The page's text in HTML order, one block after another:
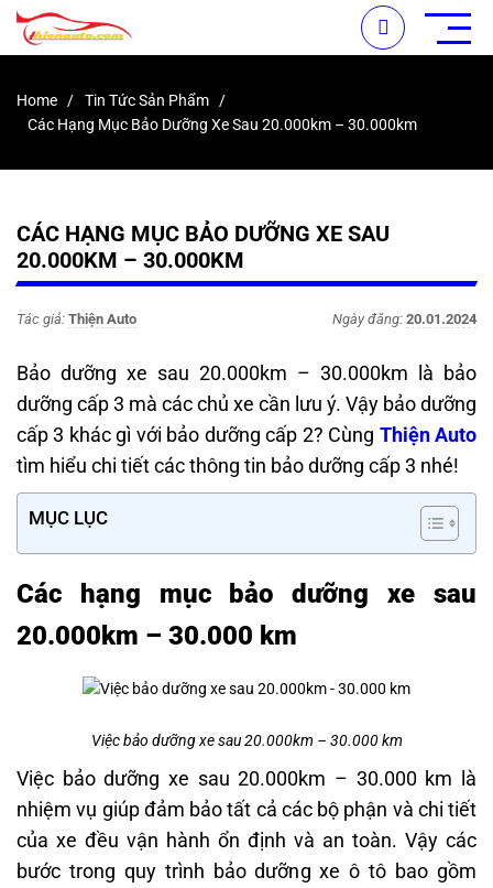
Home
Tin Tức Sản Phẩm
Các Hạng Mục Bảo Dưỡng Xe Sau 20.000km – 30.000km
CÁC HẠNG MỤC BẢO DƯỠNG XE SAU
20.000KM – 30.000KM
Tác giả: Thiện Auto Ngày đăng: 20.01.2024
Bảo dưỡng xe sau 20.000km – 30.000km là bảo
dưỡng cấp 3 mà các chủ xe cần lưu ý. Vậy bảo dưỡng
cấp 3 khác gì với bảo dưỡng cấp 2? Cùng Thiện Auto
tìm hiểu chi tiết các thông tin bảo dưỡng cấp 3 nhé!
MỤC LỤC
Các hạng mục bảo dưỡng xe sau
20.000km – 30.000 km
Việc bảo dưỡng xe sau 20.000km – 30.000 km
Việc bảo dưỡng xe sau 20.000km – 30.000 km là
nhiệm vụ giúp đảm bảo tất cả các bộ phận và chi tiết
của xe đều vận hành ổn định và an toàn. Vậy các
bước trong quy trình bảo dưỡng xe ô tô bao gồm